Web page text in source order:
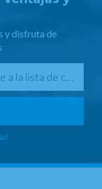
y disfruta de